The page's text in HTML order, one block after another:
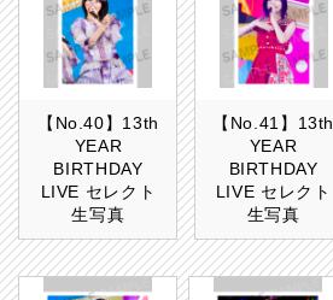
【No.40】13th
YEAR
BIRTHDAY
LIVE セレクト
生写真
【No.41】13th
YEAR
BIRTHDAY
LIVE セレクト
生写真